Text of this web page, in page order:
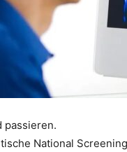
passieren.
National